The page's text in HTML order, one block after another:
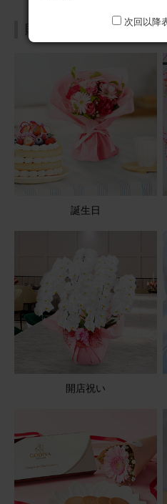
あこ
結婚記念日
結婚式で持ったブーケが胡蝶
思い出しました。
【花瓶不要】胡蝶蘭入り 季節
贈る目的から探す
誕生日
開店祝い
次回以降